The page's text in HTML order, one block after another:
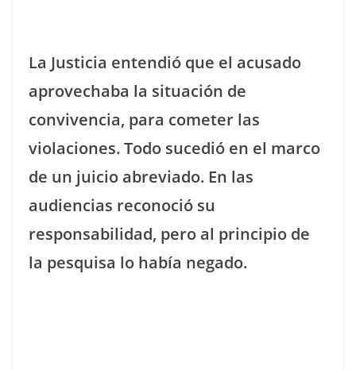
La Justicia entendió que el acusado
aprovechaba la situación de
convivencia, para cometer las
violaciones. Todo sucedió en el marco
de un juicio abreviado. En las
audiencias reconoció su
responsabilidad, pero al principio de
la pesquisa lo había negado.